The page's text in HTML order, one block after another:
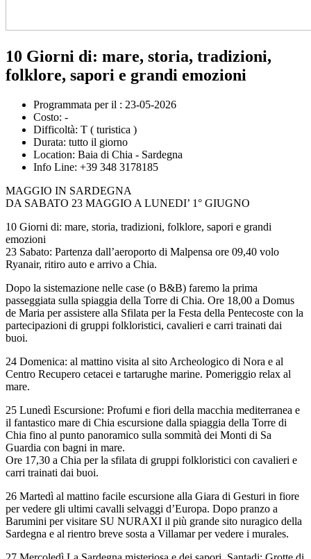
10 Giorni di: mare, storia, tradizioni,
folklore, sapori e grandi emozioni
Programmata per il : 23-05-2026
Costo: -
Difficoltà: T ( turistica )
Durata: tutto il giorno
Location: Baia di Chia - Sardegna
Info Line: +39 348 3178185
MAGGIO IN SARDEGNA
DA SABATO 23 MAGGIO A LUNEDI’ 1° GIUGNO
10 Giorni di: mare, storia, tradizioni, folklore, sapori e grandi
emozioni
23 Sabato: Partenza dall’aeroporto di Malpensa ore 09,40 volo
Ryanair, ritiro auto e arrivo a Chia.
Dopo la sistemazione nelle case (o B&B) faremo la prima
passeggiata sulla spiaggia della Torre di Chia. Ore 18,00 a Domus
de Maria per assistere alla Sfilata per la Festa della Pentecoste con la
partecipazioni di gruppi folkloristici, cavalieri e carri trainati dai
buoi.
24 Domenica: al mattino visita al sito Archeologico di Nora e al
Centro Recupero cetacei e tartarughe marine. Pomeriggio relax al
mare.
25 Lunedì Escursione: Profumi e fiori della macchia mediterranea e
il fantastico mare di Chia escursione dalla spiaggia della Torre di
Chia fino al punto panoramico sulla sommità dei Monti di Sa
Guardia con bagni in mare.
Ore 17,30 a Chia per la sfilata di gruppi folkloristici con cavalieri e
carri trainati dai buoi.
26 Martedì al mattino facile escursione alla Giara di Gesturi in fiore
per vedere gli ultimi cavalli selvaggi d’Europa. Dopo pranzo a
Barumini per visitare SU NURAXI il più grande sito nuragico della
Sardegna e al rientro breve sosta a Villamar per vedere i murales.